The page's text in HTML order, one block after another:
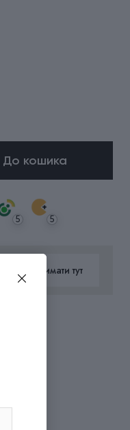
До кошика
5 5
Отримати тут